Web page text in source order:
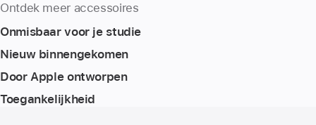
Ontdek meer accessoires
Onmisbaar voor je studie
Nieuw binnengekomen
Door Apple ontworpen
Toegankelijkheid